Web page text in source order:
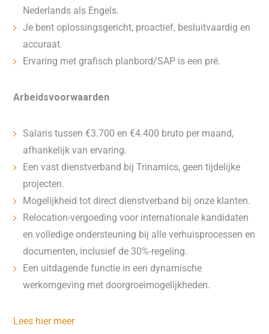
Nederlands als Engels.
Je bent oplossingsgericht, proactief, besluitvaardig en
accuraat.
Ervaring met grafisch planbord/SAP is een pré.
Arbeidsvoorwaarden
Salaris tussen €3.700 en €4.400 bruto per maand,
afhankelijk van ervaring.
Een vast dienstverband bij Trinamics, geen tijdelijke
projecten.
Mogelijkheid tot direct dienstverband bij onze klanten.
Relocation-vergoeding voor internationale kandidaten
en volledige ondersteuning bij alle verhuisprocessen en
documenten, inclusief de 30%-regeling.
Een uitdagende functie in een dynamische
werkomgeving met doorgroeimogelijkheden.
Lees hier meer